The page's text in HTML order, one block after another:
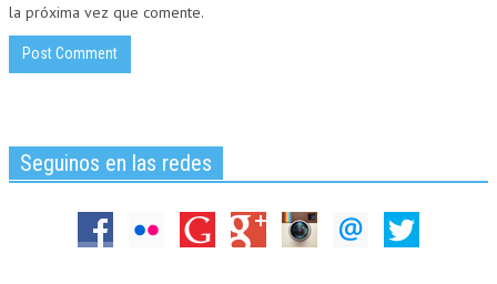
la próxima vez que comente.
Seguinos en las redes